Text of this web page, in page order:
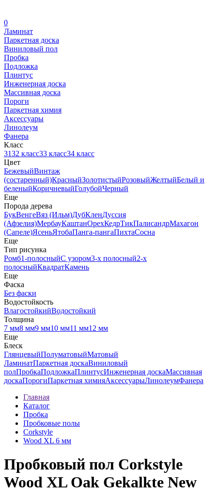
0
Ламинат
Паркетная доска
Виниловый пол
Пробка
Подложка
Плинтус
Инженерная доска
Массивная доска
Пороги
Паркетная химия
Аксессуары
Линолеум
Фанера
Класс
3132 класс33 класс34 класс
Цвет
БежевыйВинтаж
(состаренный)КрасныйЗолотистыйРозовыйЖелтыйБелый и
беленыйКоричневыйГолубойЧерный
Еще
Порода дерева
БукВенгеВяз (Ильм)ДубКленДуссия
(Афзелия)МербауКаштанОрехКедрТикПалисандрМахагон
(Сапеле)ЯсеньЯтобаПанга-пангаПихтаСосна
Еще
Тип рисунка
Ромб1-полосныйС узором3-х полосный2-х
полосныйКвадратКамень
Еще
Фаска
Без фаски
Водостойкость
ВлагостойкийВодостойкий
Толщина
7 мм8 мм9 мм10 мм11 мм12 мм
Еще
Блеск
ГлянцевыйПолуматовыйМатовый
ЛаминатПаркетная доскаВиниловый
полПробкаПодложкаПлинтусИнженерная доскаМассивная
доскаПорогиПаркетная химияАксессуарыЛинолеумФанера
Главная
Каталог
Пробка
Пробковые полы
Corkstyle
Wood XL 6 мм
Пробковый пол Corkstyle
Wood XL Oak Gekalkte New